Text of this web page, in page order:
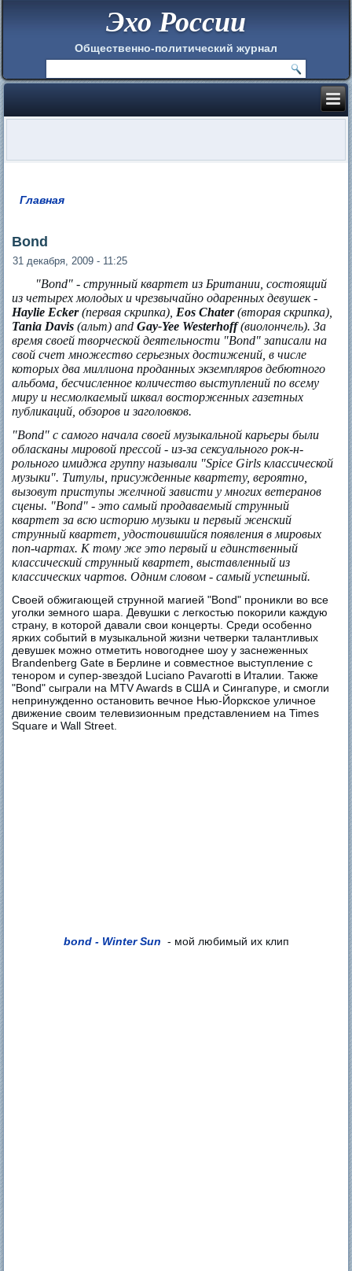
Эхо России
Общественно-политический журнал
Главная
Bond
31 декабря, 2009 - 11:25
"Bond" - струнный квартет из Британии, состоящий
из четырех молодых и чрезвычайно одаренных девушек -
Haylie Ecker(первая скрипка), Eos Chater(вторая скрипка),
Tania Davis(альт) andGay-Yee Westerhoff(виолончель). За
время своей творческой деятельности "Bond" записали на
свой счет множество серьезных достижений, в числе
которых два миллиона проданных экземпляров дебютного
альбома, бесчисленное количество выступлений по всему
миру и несмолкаемый шквал восторженных газетных
публикаций, обзоров и заголовков.
"Bond" с самого начала своей музыкальной карьеры были
обласканы мировой прессой - из-за сексуального рок-н-
рольного имиджа группу называли "Spice Girls классической
музыки". Титулы, присужденные квартету, вероятно,
вызовут приступы желчной зависти у многих ветеранов
сцены. "Bond" - это самый продаваемый струнный
квартет за всю историю музыки и первый женский
струнный квартет, удостоившийся появления в мировых
поп-чартах. К тому же это первый и единственный
классический струнный квартет, выставленный из
классических чартов. Одним словом - самый успешный.
Своей обжигающей струнной магией "Bond" проникли во все
уголки земного шара. Девушки с легкостью покорили каждую
страну, в которой давали свои концерты. Среди особенно
ярких событий в музыкальной жизни четверки талантливых
девушек можно отметить новогоднее шоу у заснеженных
Brandenberg Gate в Берлине и совместное выступление с
тенором и супер-звездой Luciano Pavarotti в Италии. Также
"Bond" сыграли на MTV Awards в США и Сингапуре, и смогли
непринужденно остановить вечное Нью-Йоркское уличное
движение своим телевизионным представлением на Times
Square и Wall Street.
bond - Winter Sun - мой любимый их клип